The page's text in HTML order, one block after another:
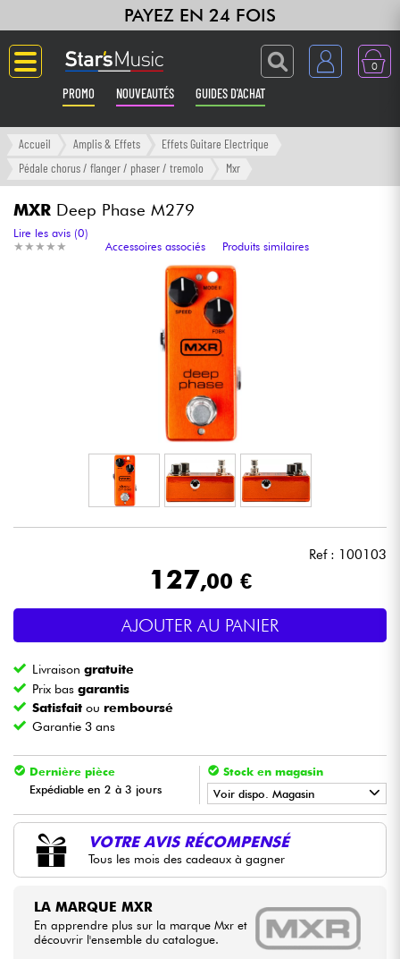
PAYEZ EN 24 FOIS
0
PROMO NOUVEAUTÉS GUIDES D'ACHAT
Langue
Amplis & Effets
Synthés & Sampleurs
Micros & HF
Eclairage
Vents
Eveil Musical
Câbles & Access.
Packs
Accueil Amplis & Effets
Effets Guitare Electrique
Pédale chorus / flanger / phaser / tremolo
Mxr
MXR Deep Phase M279
★ ★ ★ ★ ★
★ ★ ★ ★ ★
Lire les avis (0)
Accessoires associés
Produits similaires
Ref : 100103
127,00 €
AJOUTER AU PANIER
Livraisongratuite
Prix basgarantis
Satisfait ou remboursé
Garantie 3 ans
Dernière pièce
Expédiable en 2 à 3 jours
Stock en magasin
Voir dispo. Magasin
• LA PÉDALE BYStar'SMusic
• Music
VOTRE AVIS RÉCOMPENSÉ
Tous les mois des cadeaux à gagner
LA MARQUE MXR
En apprendre plus sur la marque Mxr et
découvrir l'ensemble du catalogue.